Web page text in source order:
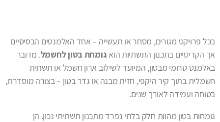
בכל פרויקט מגורים, מסחר או תעשייה – אחד האלמנטים הבסיסיים
אך הקריטיים בתכנון התשתיות הואגומחת בטון לחשמל. מדובר
באלמנט טרומי מבטון, המיועד לשילוב ארון חשמל או תשתית
חשמלית בתוך קיר היקפי, חזית מבנה או גדר בטון – בצורה מוסדרת,
בטוחה ועמידה לאורך שנים.
גומחות בטון מהוות חלק בלתי נפרד מתכנון תשתיתי נכון. הן